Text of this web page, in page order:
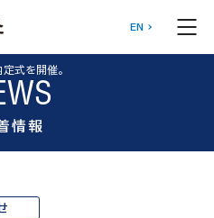
EN
式を開催。
情報